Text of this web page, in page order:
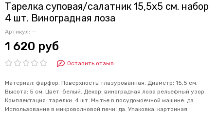
Тарелка суповая/салатник 15,5х5 см. набор
4 шт. Виноградная лоза
Артикул: —
1 620 руб
Оставить отзыв
Материал: фарфор. Поверхность: глазурованная. Диаметр: 15,5 см.
Высота: 5 см. Цвет: белый. Декор: виноградная лоза рельефный узор.
Комплектация: тарелки: 4 шт. Мытье в посудомоечной машине: да.
Использование в микроволновой печи: да. Упаковка: картонная